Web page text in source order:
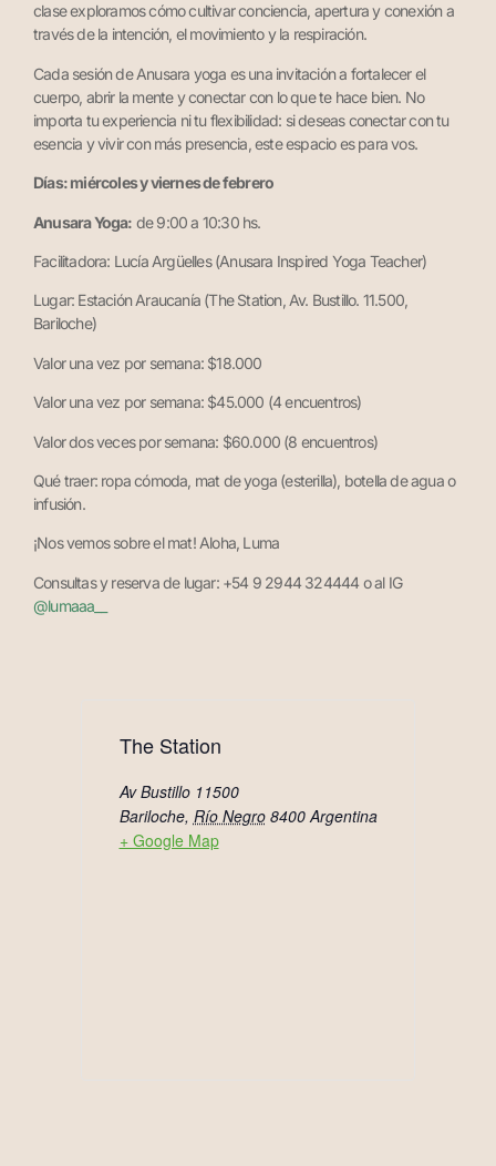
clase exploramos cómo cultivar conciencia, apertura y conexión a
través de la intención, el movimiento y la respiración.
Cada sesión de Anusara yoga es una invitación a fortalecer el
cuerpo, abrir la mente y conectar con lo que te hace bien. No
importa tu experiencia ni tu flexibilidad: si deseas conectar con tu
esencia y vivir con más presencia, este espacio es para vos.
Días: miércoles y viernes de febrero
Anusara Yoga: de 9:00 a 10:30 hs.
Facilitadora: Lucía Argüelles (Anusara Inspired Yoga Teacher)
Lugar: Estación Araucanía (The Station, Av. Bustillo. 11.500,
Bariloche)
Valor una vez por semana: $18.000
Valor una vez por semana: $45.000 (4 encuentros)
Valor dos veces por semana: $60.000 (8 encuentros)
Qué traer: ropa cómoda, mat de yoga (esterilla), botella de agua o
infusión.
¡Nos vemos sobre el mat! Aloha, Luma
Consultas y reserva de lugar: +54 9 2944 324444 o al IG
@lumaaa__
The Station
Av Bustillo 11500
Bariloche, Río Negro 8400 Argentina
+ Google Map